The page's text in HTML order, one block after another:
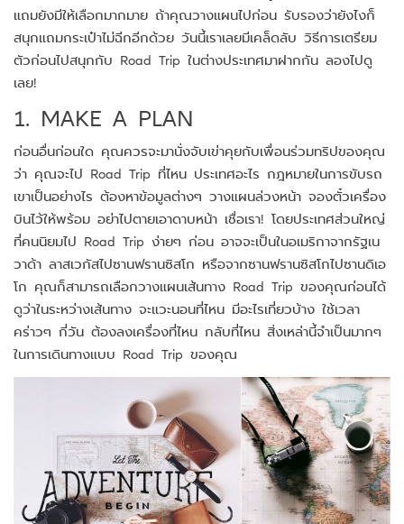
แถมยังมีให้เลือกมากมาย ถ้าคุณวางแผนไปก่อน รับรองว่ายังไงก็
สนุกแถมกระเป๋าไม่ฉีกอีกด้วย วันนี้เราเลยมีเคล็ดลับ วิธีการเตรียม
ตัวก่อนไปสนุกกับ Road Trip ในต่างประเทศมาฝากกัน ลองไปดู
เลย!
1. MAKE A PLAN
ก่อนอื่นก่อนใด คุณควรจะมานั่งจับเข่าคุยกับเพื่อนร่วมทริปของคุณ
ว่า คุณจะไป Road Trip ที่ไหน ประเทศอะไร กฎหมายในการขับรถ
เขาเป็นอย่างไร ต้องหาข้อมูลต่างๆ วางแผนล่วงหน้า จองตั๋วเครื่อง
บินไว้ให้พร้อม อย่าไปตายเอาดาบหน้า เชื่อเรา! โดยประเทศส่วนใหญ่
ที่คนนิยมไป Road Trip ง่ายๆ ก่อน อาจจะเป็นในอเมริกาจากรัฐเน
วาด้า ลาสเวกัสไปซานฟรานซิสโก หรือจากซานฟรานซิสโกไปซานดิเอ
โก คุณก็สามารถเลือกวางแผนเส้นทาง Road Trip ของคุณก่อนได้
ดูว่าในระหว่างเส้นทาง จะแวะนอนที่ไหน มีอะไรเที่ยวบ้าง ใช้เวลา
คร่าวๆ กี่วัน ต้องลงเครื่องที่ไหน กลับที่ไหน สิ่งเหล่านี้จำเป็นมากๆ
ในการเดินทางแบบ Road Trip ของคุณ